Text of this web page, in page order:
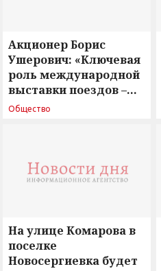
Акционер Борис
Ушерович: «Ключевая
роль международной
выставки поездов –
поиск ответов на
Общество
На улице Комарова в
поселке
Новосергиевка будет